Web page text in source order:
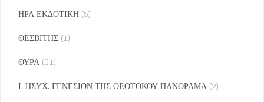
ΗΡΑ ΕΚΔΟΤΙΚΗ (5)
ΘΕΣΒΙΤΗΣ (1)
ΘΥΡΑ (61)
Ι. ΗΣΥΧ. ΓΕΝΕΣΙΟΝ ΤΗΣ ΘΕΟΤΟΚΟΥ ΠΑΝΟΡΑΜΑ (2)